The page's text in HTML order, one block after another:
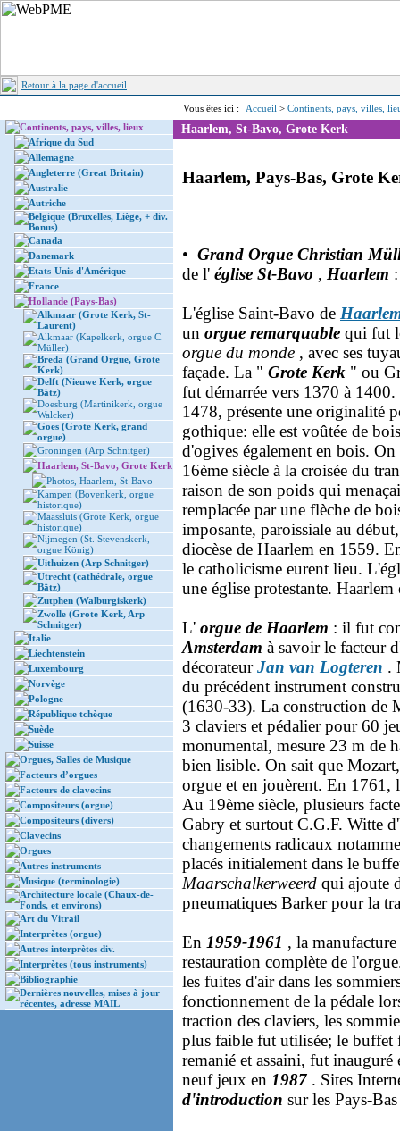
Retour à la page d'accueil
Vous êtes ici : Accueil > Continents, pays, villes,
Continents, pays, villes, lieux
Afrique du Sud
Allemagne
Angleterre (Great Britain)
Australie
Autriche
Belgique (Bruxelles, Liège, + div.
Bonus)
Canada
Danemark
Etats-Unis d'Amérique
France
Hollande (Pays-Bas)
Alkmaar (Grote Kerk, St-
Laurent)
Alkmaar (Kapelkerk, orgue C.
Müller)
Breda (Grand Orgue, Grote
Kerk)
Delft (Nieuwe Kerk, orgue
Bätz)
Doesburg (Martinikerk, orgue
Walcker)
Goes (Grote Kerk, grand
orgue)
Groningen (Arp Schnitger)
Haarlem, St-Bavo, Grote Kerk
Photos, Haarlem, St-Bavo
Kampen (Bovenkerk, orgue
historique)
Maassluis (Grote Kerk, orgue
historique)
Nijmegen (St. Stevenskerk,
orgue König)
Uithuizen (Arp Schnitger)
Utrecht (cathédrale, orgue
Bätz)
Zutphen (Walburgiskerk)
Zwolle (Grote Kerk, Arp
Schnitger)
Italie
Liechtenstein
Luxembourg
Norvège
Pologne
République tchèque
Suède
Suisse
Orgues, Salles de Musique
Facteurs d’orgues
Facteurs de clavecins
Compositeurs (orgue)
Compositeurs (divers)
Clavecins
Orgues
Autres instruments
Musique (terminologie)
Architecture locale (Chaux-de-
Fonds, et environs)
Art du Vitrail
Interprètes (orgue)
Autres interprètes div.
Interprètes (tous instruments)
Bibliographie
Dernières nouvelles, mises à jour
récentes, adresse MAIL
Haarlem, St-Bavo, Grote Kerk
Haarlem, Pays-Bas, Grote
• Grand Orgue Christian
de l' église St-Bavo , Haarlem :
L'église Saint-Bavo de
un orgue remarquable qui fut
orgue du monde , avec ses
façade. La " Grote Kerk " ou
fut démarrée vers 1370 à
1478, présente une originalité
gothique: elle est voûtée de
d'ogives également en bois.
16ème siècle à la croisée du
raison de son poids qui
remplacée par une flèche de
imposante, paroissiale au
diocèse de Haarlem en 1559.
le catholicisme eurent lieu.
une église protestante.
L' orgue de Haarlem : il fut
Amsterdam à savoir le facteur
décorateurJan van Logteren .
du précédent instrument
(1630-33). La construction de
3 claviers et pédalier pour 60
monumental, mesure 23 m de
bien lisible. On sait que
orgue et en jouèrent. En 1761,
Au 19ème siècle, plusieurs
Gabry et surtout C.G.F. Witte
changements radicaux
placés initialement dans le
Maarschalkerweerd qui ajoute
pneumatiques Barker pour la
En 1959-1961 , la manufacture
restauration complète de
les fuites d'air dans les
fonctionnement de la pédale
traction des claviers, les
plus faible fut utilisée; le buffet
remanié et assaini, fut inauguré
neuf jeux en 1987 . Sites
d'introduction sur les Pays-